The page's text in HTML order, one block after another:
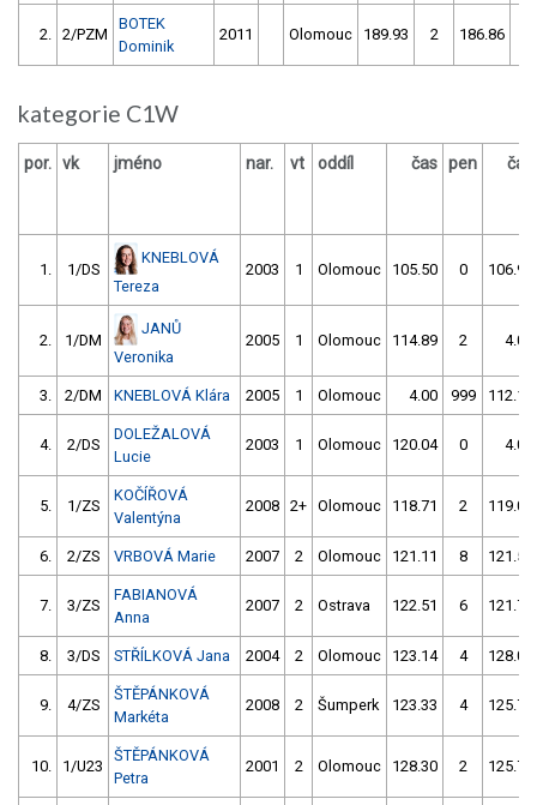
2. 2/PZM
BOTEK
Dominik
2011 Olomouc 189.93 2 186.86
kategorie C1W
por. vk jméno nar. vt oddíl čas pen čas
1. 1/DS
KNEBLOVÁ
Tereza
2003 1 Olomouc 105.50 0 106.99
2. 1/DM
JANŮ
Veronika
2005 1 Olomouc 114.89 2 4.00
3. 2/DM KNEBLOVÁ Klára 2005 1 Olomouc 4.00 999 112.10
4. 2/DS
DOLEŽALOVÁ
Lucie
2003 1 Olomouc 120.04 0 4.00
5. 1/ZS
KOČÍŘOVÁ
Valentýna
2008 2+ Olomouc 118.71 2 119.02
6. 2/ZS VRBOVÁ Marie 2007 2 Olomouc 121.11 8 121.52
7. 3/ZS
FABIANOVÁ
Anna
2007 2 Ostrava 122.51 6 121.71
8. 3/DS STŘÍLKOVÁ Jana 2004 2 Olomouc 123.14 4 128.09
9. 4/ZS
ŠTĚPÁNKOVÁ
Markéta
2008 2 Šumperk 123.33 4 125.77
10. 1/U23
ŠTĚPÁNKOVÁ
Petra
2001 2 Olomouc 128.30 2 125.74